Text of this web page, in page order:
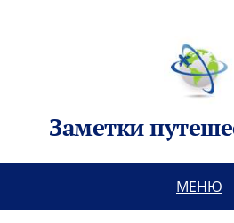
Заметки
МЕНЮ